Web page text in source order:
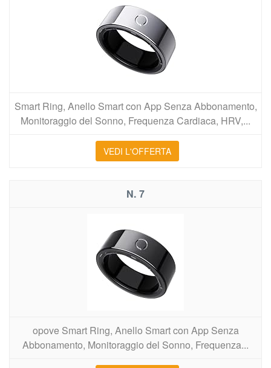
Smart Ring, Anello Smart con App Senza Abbonamento,
Monitoraggio del Sonno, Frequenza Cardiaca, HRV,...
VEDI L'OFFERTA
7
opove Smart Ring, Anello Smart con App Senza
Abbonamento, Monitoraggio del Sonno, Frequenza...